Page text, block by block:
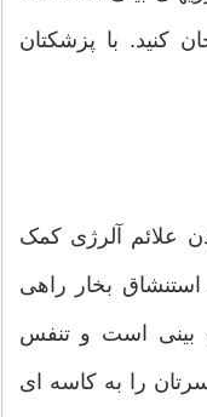
کنید. با پزشکتان
علائم آلرژی کمک
بخار راهی
بینی است و تنفس
را به کاسه ای